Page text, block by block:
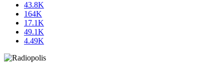
43.8K
164K
17.1K
49.1K
4.49K